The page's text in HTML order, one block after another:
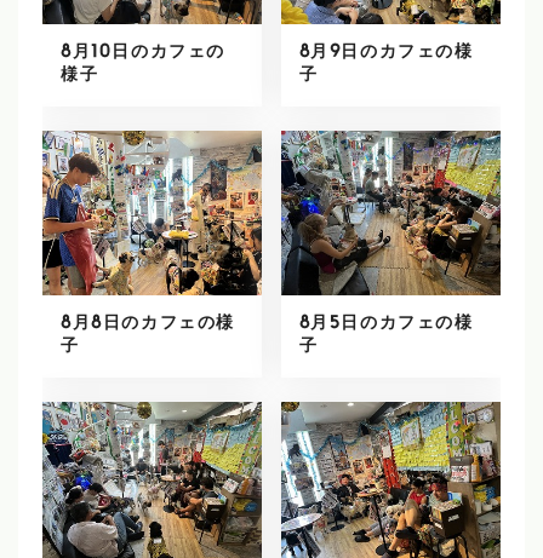
8月10日のカフェの
様子
8月9日のカフェの様
子
8月8日のカフェの様
子
8月5日のカフェの様
子